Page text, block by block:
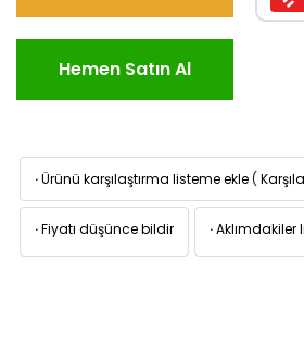
Hemen Satın Al
·Ürünü karşılaştırma listeme ekle (
·Fiyatı düşünce bildir ·Aklımdakiler